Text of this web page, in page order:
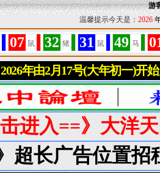
游
温馨提示今天是： 2026